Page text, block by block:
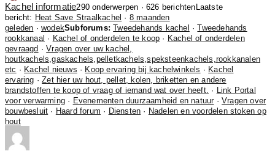
Kachel informatie290 onderwerpen · 626 berichten Laatste
bericht: Heat Save Straalkachel · 8 maanden
geleden ·wodekSubforums: Tweedehands kachel ·Tweedehands
rookkanaal · Kachel of onderdelen te koop · Kachel of onderdelen
gevraagd ·Vragen over uw kachel,
houtkachels,gaskachels,pelletkachels,speksteenkachels,rookkanalen
etc · Kachel nieuws · Koop ervaring bij kachelwinkels · Kachel
ervaring ·Zet hier uw hout, pellet, kolen, briketten en andere
brandstoffen te koop of vraag of iemand wat over heeft.
·
Link Portal
voor verwarming · Evenementen duurzaamheid en natuur·Vragen over
bouwbesluit · Haard forum · Diensten · Nadelen en voordelen stoken op
hout